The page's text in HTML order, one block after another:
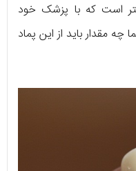
است که با پزشک خود
مقدار باید از این پماد